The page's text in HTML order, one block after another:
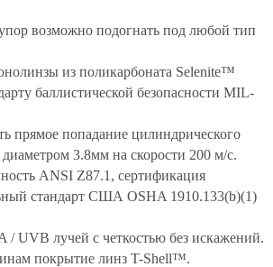
возможно подогнать под любой тип
из поликарбоната Selenite™
баллистической безопасности MIL-
прямое попадание цилиндрического
диаметром 3.8мм на скорости 200 м/с.
ANSI Z87.1, сертификация
стандарт США OSHA 1910.133(b)(1)
/ UVB лучей с четкостью без искажений.
покрытие линз T-Shell™.